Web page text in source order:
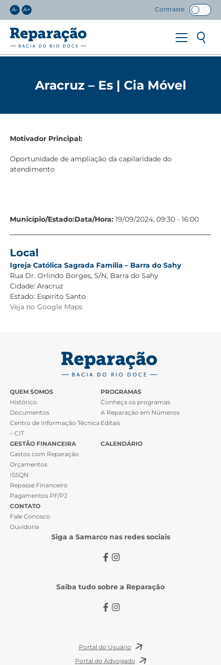
A- A+ Contraste
Aracruz – Es | Cia Móvel
Motivador Principal:
Oportunidade de ampliação da capilaridade do
atendimento
Município/Estado:Data/Hora: 19/09/2024, 09:30 - 16:00
Local
Igreja Católica Sagrada Família – Barra do Sahy
Rua Dr. Orlindo Borges, S/N, Barra do Sahy
Cidade: Aracruz
Estado: Espírito Santo
Veja no Google Maps
QUEM SOMOS
Histórico
Documentos
Centro de Informação Técnica
– CIT
PROGRAMAS
Conheça os programas
A Reparação em Números
Editais
GESTÃO FINANCEIRA
Gastos com Reparação
Orçamentos
ISSQN
Repasse Financeiro
Pagamentos PF/PJ
CALENDÁRIO
CONTATO
Fale Conosco
Ouvidoria
Siga a Samarco nas redes sociais
Saiba tudo sobre a Reparação
Portal do Usuário
Portal do Advogado